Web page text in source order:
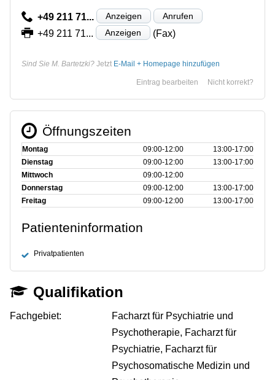
+49 211 71... Anzeigen Anrufen
+49 211 71... Anzeigen (Fax)
Sind Sie M. Bartetzki? Jetzt E-Mail + Homepage hinzufügen
Nicht korrekt?
Eintrag bearbeiten
Öffnungszeiten
Montag 09:00‑12:00
13:00‑17:00
Dienstag
09:00‑12:00
13:00‑17:00
Mittwoch
09:00‑12:00
Donnerstag
09:00‑12:00
13:00‑17:00
Freitag
09:00‑12:00 13:00‑17:00
Patienteninformation
Privatpatienten
Qualifikation
Fachgebiet:
Facharzt für Psychiatrie und
Psychotherapie, Facharzt für
Psychiatrie, Facharzt für
Psychosomatische Medizin und